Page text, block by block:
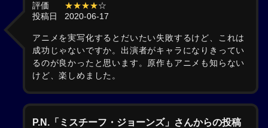
評価 ★★★★☆
投稿日
2020-06-17
アニメを実写化するとだいたい失敗するけど、これは
成功じゃないですか。出演者がキャラになりきってい
るのが良かったと思います。原作もアニメも知らない
けど、楽しめました。
P.N.「ミスチーフ・ジョーンズ」さんからの投稿